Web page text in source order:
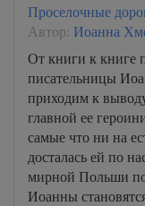
Проселочные
Автор: Иоанна
От книги к книге
писательницы
приходим к
главной ее
самые что ни на
досталась ей по
мирной Польши
Иоанны